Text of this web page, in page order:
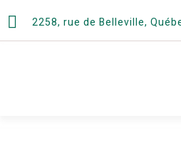
2258, rue de Belleville,